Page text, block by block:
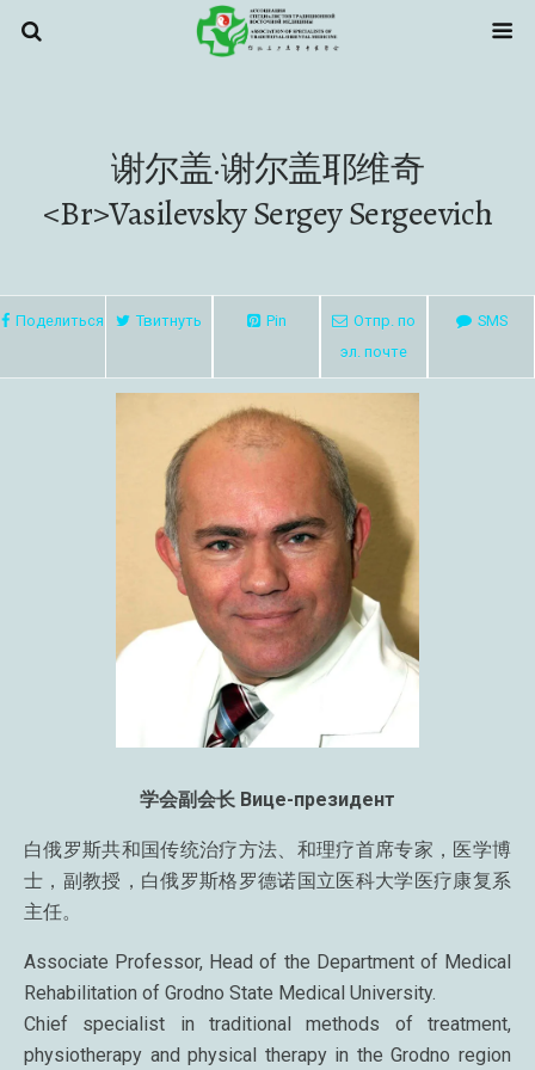
谢尔盖·谢尔盖耶维奇
<br>Vasilevsky Sergey Sergeevich
Поделиться Твитнуть Pin
Отпр. по
эл. почте
SMS
学会副会长 Вице-президент
白俄罗斯共和国传统治疗方法、和理疗首席专家，医学博
士，副教授，白俄罗斯格罗德诺国立医科大学医疗康复系
主任。
Associate Professor, Head of the Department of Medical
Rehabilitation of Grodno State Medical University.
Chief specialist in traditional methods of treatment,
physiotherapy and physical therapy in the Grodno region